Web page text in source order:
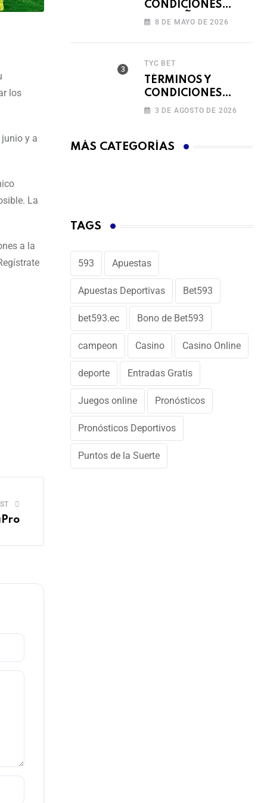
los
y a
La
a la
CONDICIONES
CAMPAÑA
8 DE MAYO DE 2026
TYC BET
TÉRMINOS Y
CONDICIONES
FERIADO DE
3 DE AGOSTO DE 2026
MÁS CATEGORÍAS
TAGS
593 Apuestas
Apuestas Deportivas Bet593
bet593.ec Bono de Bet593
campeon Casino Casino Online
deporte Entradas Gratis
Juegos online Pronósticos
Pronósticos Deportivos
Puntos de la Suerte